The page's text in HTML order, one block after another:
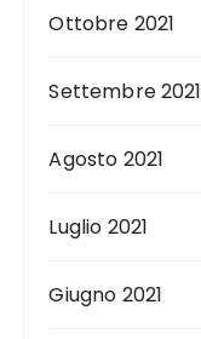
Ottobre 2021
Settembre 2021
Agosto 2021
Luglio 2021
Giugno 2021